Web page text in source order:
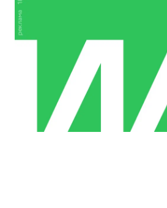
Дмитрий
Духанин,
Коммерсантъ